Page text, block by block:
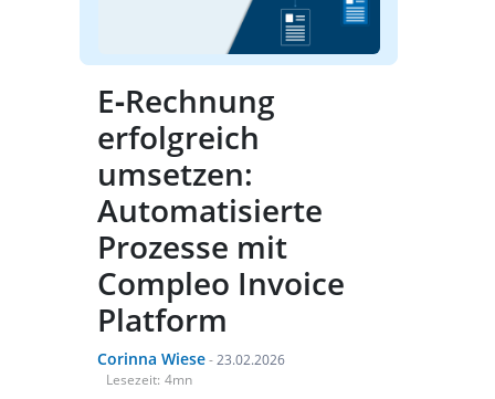
E‑Rechnung
erfolgreich
umsetzen:
Automatisierte
Prozesse mit
Compleo Invoice
Platform
Corinna Wiese - 23.02.2026
Lesezeit: 4mn